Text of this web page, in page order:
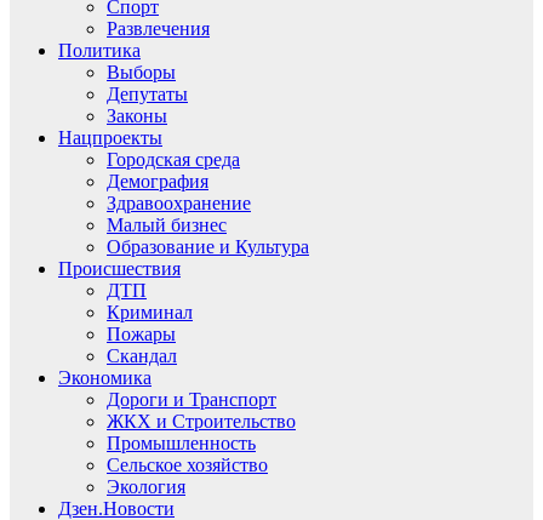
Спорт
Развлечения
Политика
Выборы
Депутаты
Законы
Нацпроекты
Городская среда
Демография
Здравоохранение
Малый бизнес
Образование и Культура
Происшествия
ДТП
Криминал
Пожары
Скандал
Экономика
Дороги и Транспорт
ЖКХ и Строительство
Промышленность
Сельское хозяйство
Экология
Дзен.Новости